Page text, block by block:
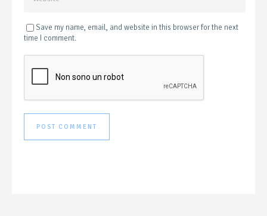
Save my name, email, and website in this browser for the next
time I comment.